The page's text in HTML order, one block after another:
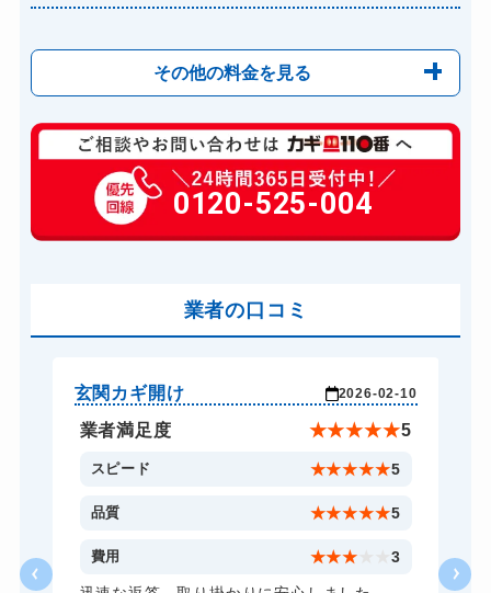
その他の料金を見る
玄関カギ修理 6,600円～(税込)
玄関カギ交換 14,300円～(税込)
車カギ開け 別途お見積り
スーツケースカギ開け
金庫カギ修理 11,000円～(税込)
金庫カギ交換 11,000円～(税込)
ロッカーカギ開け 8,800円～(税込)
ドアノブカギ開け 10,780円～(税込)
11,000円～(税込)
0120-525-004
業者の口コミ
玄関カギ開け 2026-02-10
業者満足度 ★★★★★5
スピード ★★★★★5
品質 ★★★★★5
費用 ★★★ 3